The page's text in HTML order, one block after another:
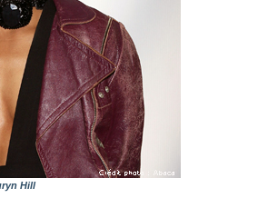
Hill